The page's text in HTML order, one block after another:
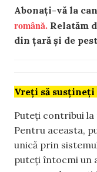
Abonați-vă la
română. Relatăm
din țară și de
Vreți să susțineți
Puteți contribui
Pentru aceasta,
unică prin
puteți întocmi un